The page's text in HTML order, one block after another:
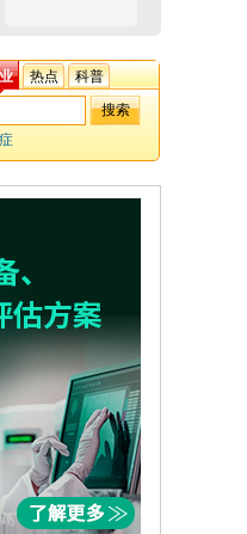
热点 科普